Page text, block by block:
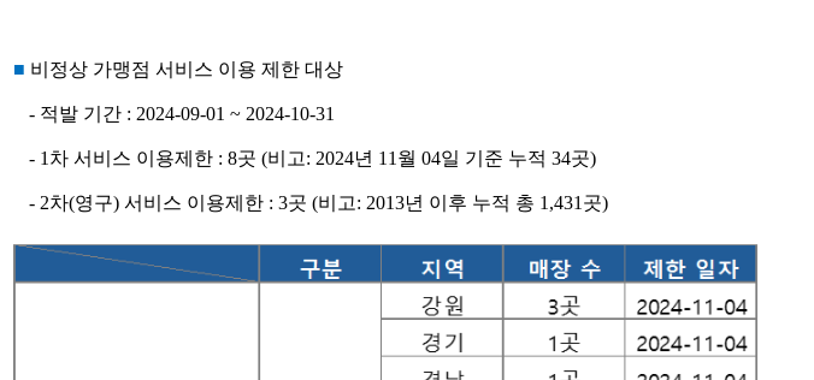
■ 비정상 가맹점 서비스 이용 제한 대상
- 적발 기간 : 2024-09-01 ~ 2024-10-31
- 1 차 서비스 이용제한 : 8곳 (비고: 2024년 11 월 04일 기준 누적 34곳)
- 2차(영구)서비스 이용제한 : 3곳 (비고: 2013년 이후 누적 총 1,431 곳)